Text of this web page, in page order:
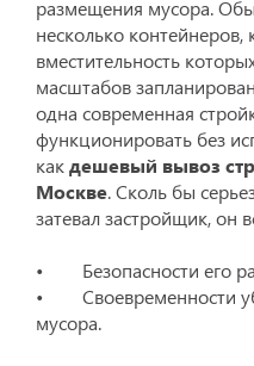
размещения мусора.
несколько контейнеров,
вместительность
масштабов
одна современная
функционировать без
какдешевый вывоз
Москве. Сколь бы
затевал застройщик, он
• Безопасности его
• Своевременности
мусора.